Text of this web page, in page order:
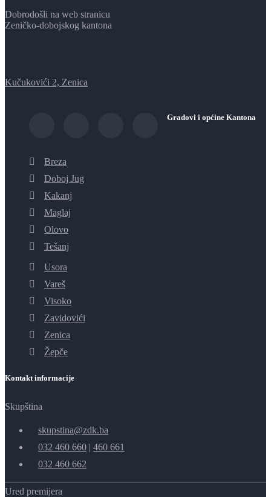
Dobrodošli na web stranicu
Zeničko-dobojskog kantona
Kučukovići 2, Zenica
Gradovi i općine Kantona
Breza
Doboj Jug
Kakanj
Maglaj
Olovo
Tešanj
Usora
Vareš
Visoko
Zavidovići
Zenica
Žepče
Kontakt informacije
Skupština
skupstina@zdk.ba
032 460 660 | 460 661
032 460 662
Ured premijera